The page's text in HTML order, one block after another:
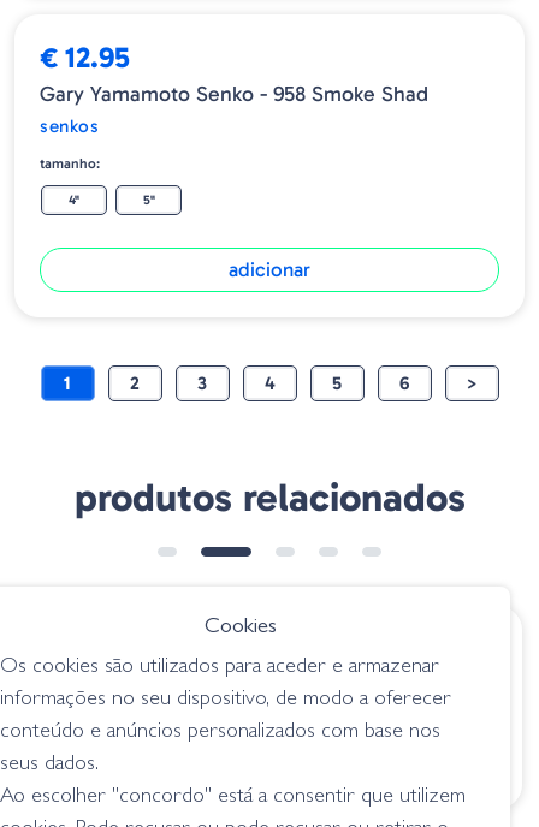
€ 12.95
Gary Yamamoto Senko - 958 Smoke Shad
senkos
tamanho:
4" 5"
adicionar
1 2 3 4 5 6 >
produtos relacionados
€ 12.95
Gary Yamamoto 5.5"
Slinko Floater - 221
Cinnamon Bk & Pr
Flk
senkos
Amostra Stick 04-
0104 Black – Blue
Flake
Cookies
Os cookies são utilizados para aceder e armazenar
informações no seu dispositivo, de modo a oferecer
conteúdo e anúncios personalizados com base nos
seus dados.
Ao escolher "concordo" está a consentir que utilizem